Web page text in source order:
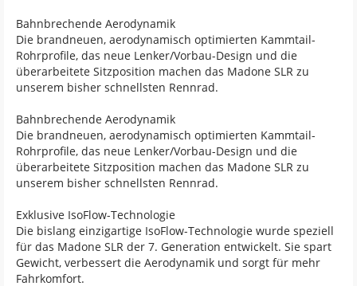
Bahnbrechende Aerodynamik
Die brandneuen, aerodynamisch optimierten Kammtail-
Rohrprofile, das neue Lenker/Vorbau-Design und die
überarbeitete Sitzposition machen das Madone SLR zu
unserem bisher schnellsten Rennrad.
Bahnbrechende Aerodynamik
Die brandneuen, aerodynamisch optimierten Kammtail-
Rohrprofile, das neue Lenker/Vorbau-Design und die
überarbeitete Sitzposition machen das Madone SLR zu
unserem bisher schnellsten Rennrad.
Exklusive IsoFlow-Technologie
Die bislang einzigartige IsoFlow-Technologie wurde speziell
für das Madone SLR der 7. Generation entwickelt. Sie spart
Gewicht, verbessert die Aerodynamik und sorgt für mehr
Fahrkomfort.